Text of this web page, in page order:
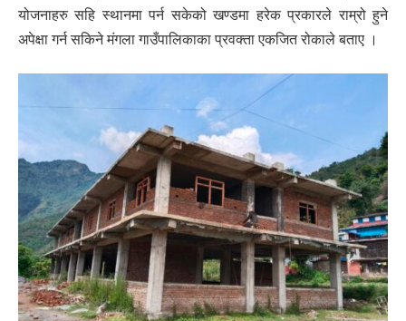
योजनाहरु सहि स्थानमा पर्न सकेको खण्डमा हरेक प्रकारले राम्रो हुने
अपेक्षा गर्न सकिने मंगला गाउँपालिकाका प्रवक्ता एकजित रोकाले बताए ।